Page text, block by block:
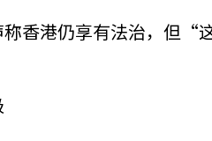
香港仍享有法治，但